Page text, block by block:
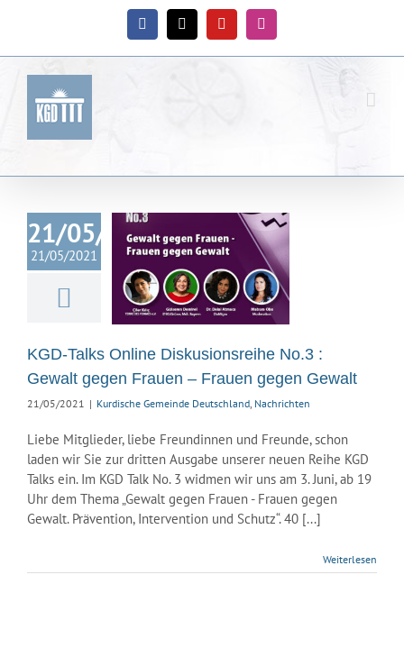
Facebook
X YouTubeInstagram
21/05/2021
21/05/2021
Online
gegen
– Frauen
Nachrichten
KGD-Talks Online Diskusionsreihe No.3 :
Gewalt gegen Frauen – Frauen gegen Gewalt
21/05/2021 | Kurdische Gemeinde Deutschland, Nachrichten
Liebe Mitglieder, liebe Freundinnen und Freunde, schon
laden wir Sie zur dritten Ausgabe unserer neuen Reihe KGD
Talks ein. Im KGD Talk No. 3 widmen wir uns am 3. Juni, ab 19
Uhr dem Thema „Gewalt gegen Frauen - Frauen gegen
Gewalt. Prävention, Intervention und Schutz“. 40 [...]
Weiterlesen